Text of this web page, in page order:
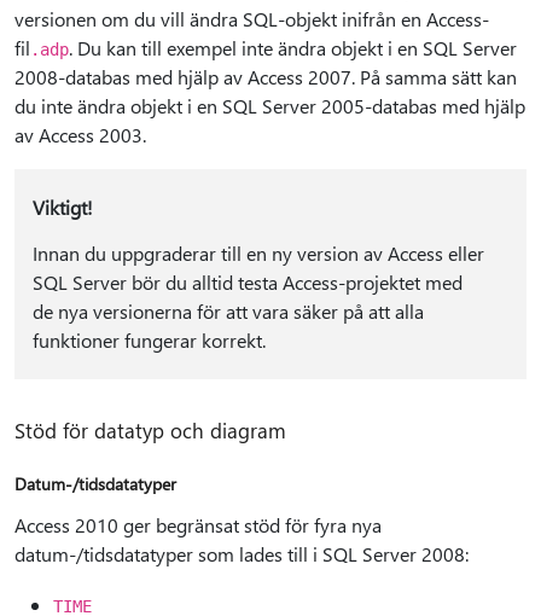
versionen om du vill ändra SQL-objekt inifrån en Access-
fil .adp. Du kan till exempel inte ändra objekt i en SQL Server
2008-databas med hjälp av Access 2007. På samma sätt kan
du inte ändra objekt i en SQL Server 2005-databas med hjälp
av Access 2003.
Viktigt!
Innan du uppgraderar till en ny version av Access eller
SQL Server bör du alltid testa Access-projektet med
de nya versionerna för att vara säker på att alla
funktioner fungerar korrekt.
Stöd för datatyp och diagram
Datum-/tidsdatatyper
Access 2010 ger begränsat stöd för fyra nya
datum-/tidsdatatyper som lades till i SQL Server 2008:
TIME